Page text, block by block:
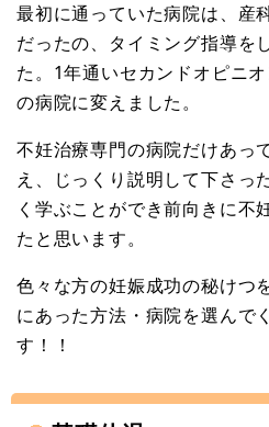
最初に通っていた病院は、産
だったの、タイミング指導を
た。1年通いセカンドオピニ
の病院に変えました。
不妊治療専門の病院だけあっ
え、じっくり説明して下さっ
く学ぶことができ前向きに不
たと思います。
色々な方の妊娠成功の秘けつ
にあった方法・病院を選んで
す！！